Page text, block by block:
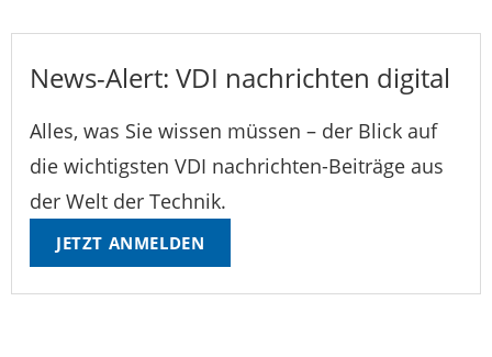
News-Alert: VDI nachrichten digital
Alles, was Sie wissen müssen – der Blick auf
die wichtigsten VDI nachrichten-Beiträge aus
der Welt der Technik.
JETZT ANMELDEN